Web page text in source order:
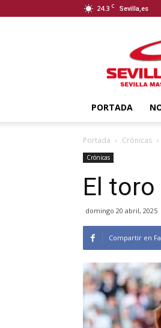
24.3 C Sevilla,es
Taurina
PORTADA
Portada Crónicas
Crónicas
El
domingo 20 abril, 2025
Compartir en